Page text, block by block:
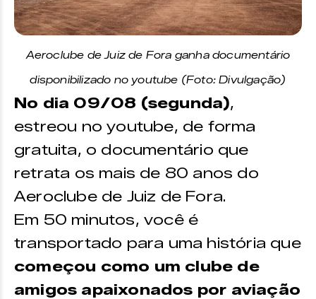
Aeroclube de Juiz de Fora ganha documentário
disponibilizado no youtube (Foto: Divulgação)
No dia 09/08 (segunda),
estreou no youtube, de forma
gratuita, o documentário que
retrata os mais de 80 anos do
Aeroclube de Juiz de Fora.
Em 50 minutos, você é
transportado para uma história que
começou como um clube de
amigos apaixonados por aviação